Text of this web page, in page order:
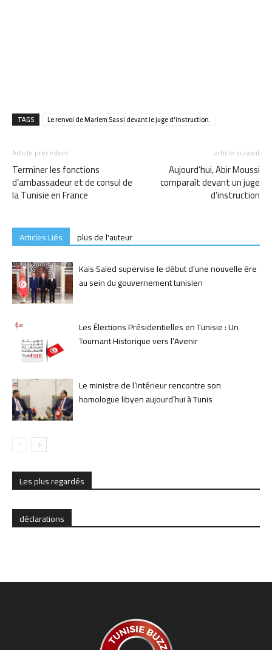
TAGS Le renvoi de Mariem Sassi devant le juge d'instruction.
Article précédent
Terminer les fonctions
d’ambassadeur et de consul de
la Tunisie en France
article suivant
Aujourd’hui, Abir Moussi
comparaît devant un juge
d’instruction
Articles Liés
plus de l'auteur
Kaïs Saïed supervise le début d’une nouvelle ère
au sein du gouvernement tunisien
Les Élections Présidentielles en Tunisie : Un
Tournant Historique vers l’Avenir
Le ministre de l’Intérieur rencontre son
homologue libyen aujourd’hui à Tunis
Les plus regardés
déclarations